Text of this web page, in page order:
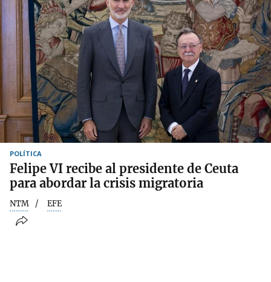
POLÍTICA
Felipe VI recibe al presidente de Ceuta
para abordar la crisis migratoria
NTM EFE